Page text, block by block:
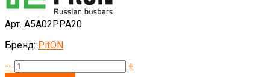
Арт. А5А02РРА20
Бренд: PitON
--
+